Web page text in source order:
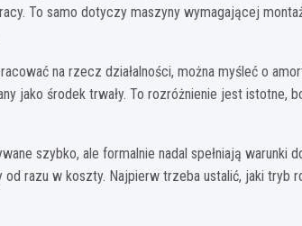
To samo dotyczy maszyny wymagającej
na rzecz działalności, można myśleć o
jako środek trwały. To rozróżnienie jest istotne,
szybko, ale formalnie nadal spełniają warunki
razu w koszty. Najpierw trzeba ustalić, jaki tryb